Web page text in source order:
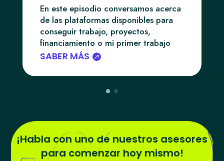
En este episodio conversamos acerca
de las plataformas disponibles para
conseguir trabajo, proyectos,
financiamiento o mi primer trabajo
SABER MÁS
¡Habla con uno de nuestros asesores
para comenzar hoy mismo!